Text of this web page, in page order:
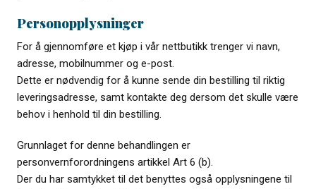
Personopplysninger
For å gjennomføre et kjøp i vår nettbutikk trenger vi navn,
adresse, mobilnummer og e-post.
Dette er nødvendig for å kunne sende din bestilling til riktig
leveringsadresse, samt kontakte deg dersom det skulle være
behov i henhold til din bestilling.
Grunnlaget for denne behandlingen er
personvernforordningens artikkel Art 6 (b).
Der du har samtykket til det benyttes også opplysningene til